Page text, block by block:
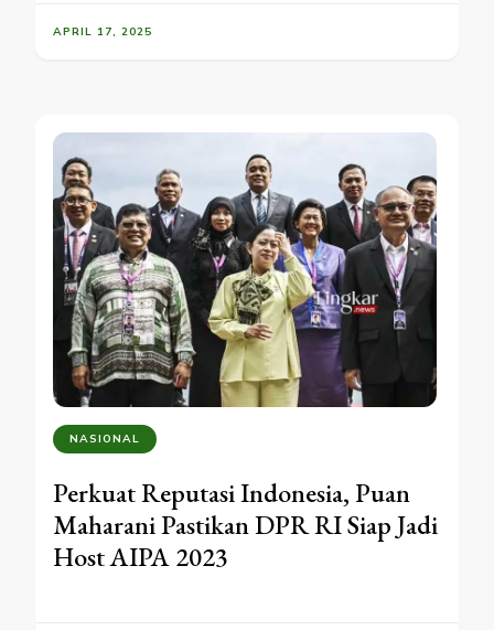
APRIL 17, 2025
NASIONAL
Perkuat Reputasi Indonesia, Puan
Maharani Pastikan DPR RI Siap Jadi
Host AIPA 2023